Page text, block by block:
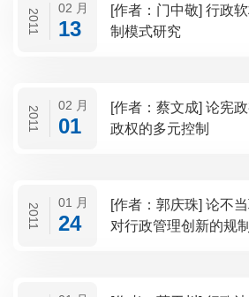
2011 02 月
13
[作者：门中敬] 行政软权力的法律规
制模式研究
2011 02 月
01
[作者：蔡文成] 论宪政视域中现代行
政权的多元控制
2011 01 月
24
[作者：郭庆珠] 论不当联结禁止原则
对行政管理创新的规制